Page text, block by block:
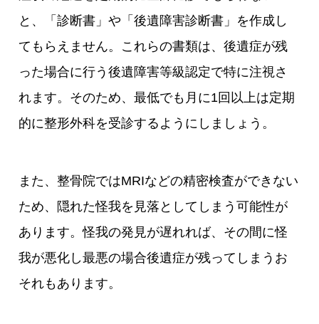
と、「診断書」や「後遺障害診断書」を作成し
てもらえません。これらの書類は、後遺症が残
った場合に行う後遺障害等級認定で特に注視さ
れます。そのため、最低でも月に1回以上は定期
的に整形外科を受診するようにしましょう。
また、整骨院ではMRIなどの精密検査ができない
ため、隠れた怪我を見落としてしまう可能性が
あります。怪我の発見が遅れれば、その間に怪
我が悪化し最悪の場合後遺症が残ってしまうお
それもあります。